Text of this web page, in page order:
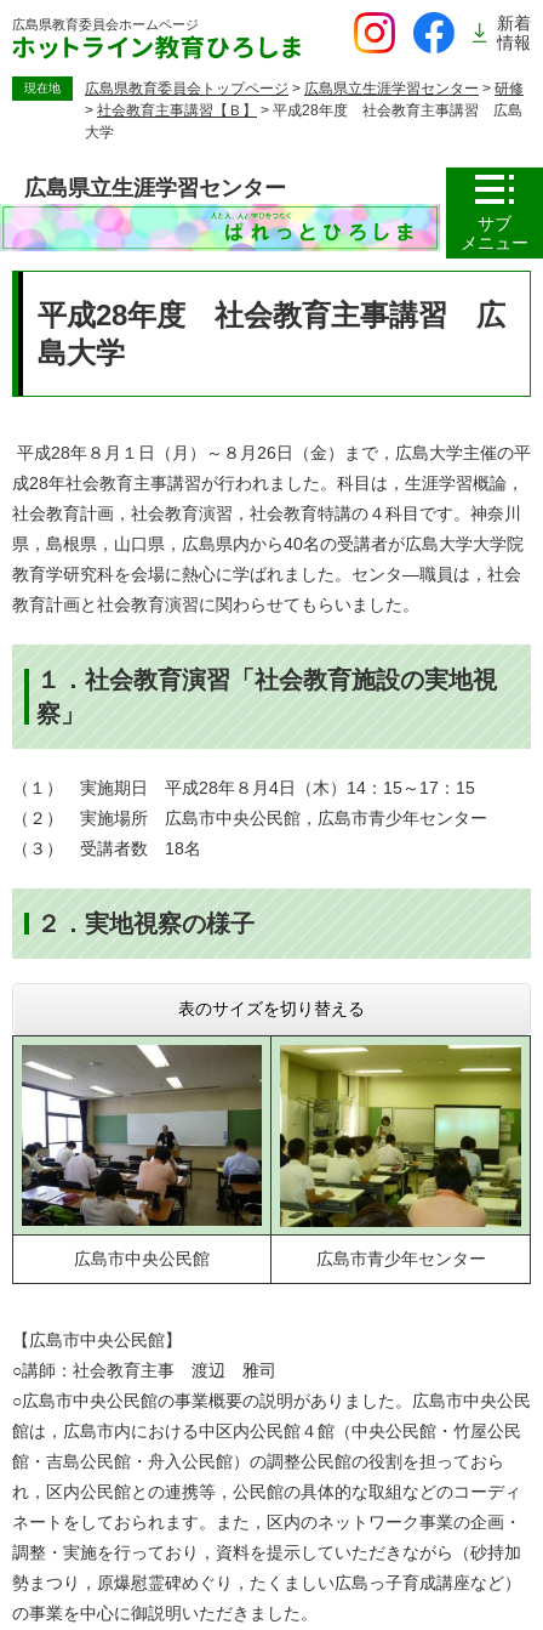
ー
す。
広島県教育委員会ホームページ
新着
情報
現在地 広島県教育委員会トップページ > 広島県立生涯学習センター > 研修
> 社会教育主事講習【Ｂ】 > 平成28年度 社会教育主事講習 広島
大学
広島県立生涯学習センター
サブ
メニュー
平成28年度 社会教育主事講習 広
島大学
平成28年８月１日（月）～８月26日（金）まで，広島大学主催の平
成28年社会教育主事講習が行われました。科目は，生涯学習概論，
社会教育計画，社会教育演習，社会教育特講の４科目です。神奈川
県，島根県，山口県，広島県内から40名の受講者が広島大学大学院
教育学研究科を会場に熱心に学ばれました。センタ―職員は，社会
教育計画と社会教育演習に関わらせてもらいました。
１．社会教育演習「社会教育施設の実地視
察」
（１） 実施期日 平成28年８月4日（木）14：15～17：15
（２） 実施場所 広島市中央公民館，広島市青少年センター
（３） 受講者数 18名
２．実地視察の様子
表のサイズを切り替える
広島市中央公民館 広島市青少年センター
【広島市中央公民館】
○講師：社会教育主事 渡辺 雅司
○広島市中央公民館の事業概要の説明がありました。広島市中央公民
館は，広島市内における中区内公民館４館（中央公民館・竹屋公民
館・吉島公民館・舟入公民館）の調整公民館の役割を担っておら
れ，区内公民館との連携等，公民館の具体的な取組などのコーディ
ネートをしておられます。また，区内のネットワーク事業の企画・
調整・実施を行っており，資料を提示していただきながら（砂持加
勢まつり，原爆慰霊碑めぐり，たくましい広島っ子育成講座など）
の事業を中心に御説明いただきました。